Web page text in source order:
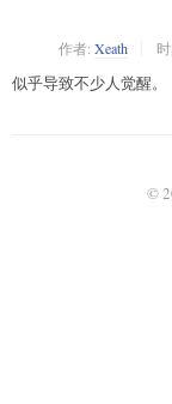
作者: Xeath
似乎导致不少人觉醒。
©